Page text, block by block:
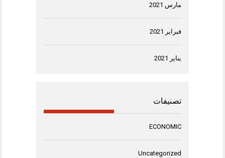
مارس 2021
فبراير 2021
يناير 2021
تصنيفات
ECONOMIC
Uncategorized